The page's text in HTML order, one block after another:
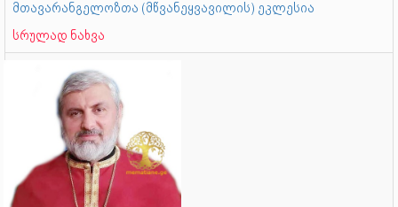
მთავარანგელოზთა (მწვანეყვავილის) ეკლესია
სრულად ნახვა